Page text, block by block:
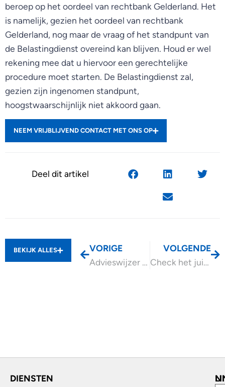
beroep op het oordeel van rechtbank Gelderland. Het
is namelijk, gezien het oordeel van rechtbank
Gelderland, nog maar de vraag of het standpunt van
de Belastingdienst overeind kan blijven. Houd er wel
rekening mee dat u hiervoor een gerechtelijke
procedure moet starten. De Belastingdienst zal,
gezien zijn ingenomen standpunt,
hoogstwaarschijnlijk niet akkoord gaan.
NEEM VRIJBLIJVEND CONTACT MET ONS OP
Deel dit artikel
BEKIJK ALLES
VORIGE
Advieswijzer Kantoor aan huis
VOLGENDE
Check het juiste btw-nummer
DIENSTEN